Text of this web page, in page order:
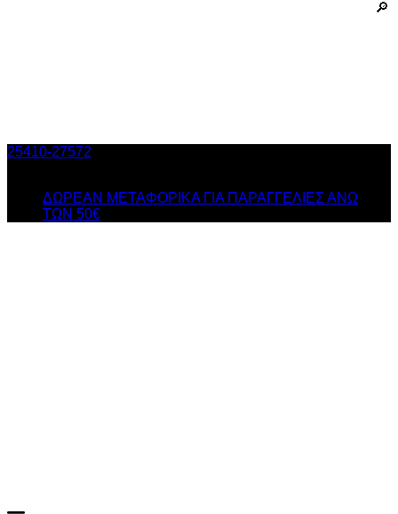
25410-27572
ΔΩΡΕΑΝ ΜΕΤΑΦΟΡΙΚΑ ΓΙΑ ΠΑΡΑΓΓΕΛΙΕΣ ΑΝΩ
ΤΩΝ 50€